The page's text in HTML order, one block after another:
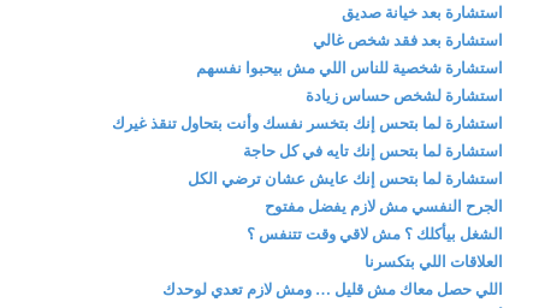
استشارة بعد خيانة صديق
استشارة بعد فقد شخص غالي
استشارة شخصية للناس اللي مش بيحبوا نفسهم
استشارة لشخص حساس زيادة
استشارة لما بتحس إنك بتخسر نفسك وأنت بتحاول تنقذ غيرك
استشارة لما بتحس إنك تايه في كل حاجة
استشارة لما بتحس إنك عايش عشان ترضي الكل
الجرح النفسي مش لازم يفضل مفتوح
الشغل بيأكلك ؟ مش لاقي وقت تتنفس ؟
العلاقات اللي بتكسرنا
اللي حصل معاك مش قليل … ومش لازم تعدي لوحدك